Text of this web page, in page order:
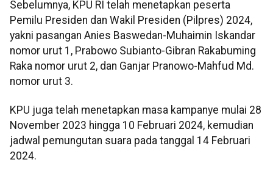
Sebelumnya, KPU RI telah menetapkan peserta
Pemilu Presiden dan Wakil Presiden (Pilpres) 2024,
yakni pasangan Anies Baswedan-Muhaimin Iskandar
nomor urut 1, Prabowo Subianto-Gibran Rakabuming
Raka nomor urut 2, dan Ganjar Pranowo-Mahfud Md.
nomor urut 3.
KPU juga telah menetapkan masa kampanye mulai 28
November 2023 hingga 10 Februari 2024, kemudian
jadwal pemungutan suara pada tanggal 14 Februari
2024.